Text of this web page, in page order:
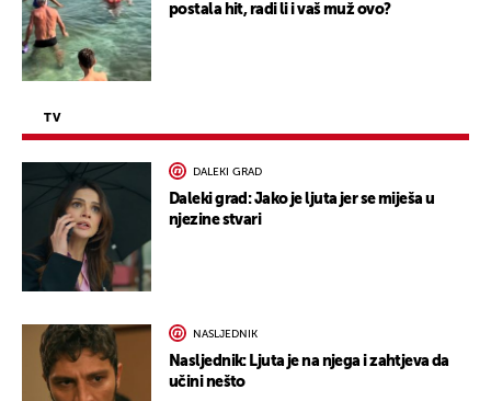
postala hit, radi li i vaš muž ovo?
TV
DALEKI GRAD
Daleki grad: Jako je ljuta jer se miješa u
njezine stvari
NASLJEDNIK
Nasljednik: Ljuta je na njega i zahtjeva da
učini nešto